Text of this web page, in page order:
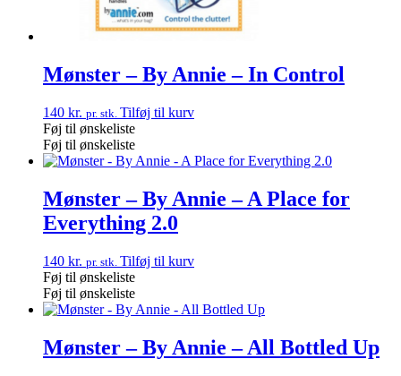
Mønster – By Annie – In Control
140 kr. pr. stk. Tilføj til kurv
Føj til ønskeliste
Føj til ønskeliste
Mønster – By Annie – A Place for
Everything 2.0
140 kr. pr. stk. Tilføj til kurv
Føj til ønskeliste
Føj til ønskeliste
Mønster – By Annie – All Bottled Up